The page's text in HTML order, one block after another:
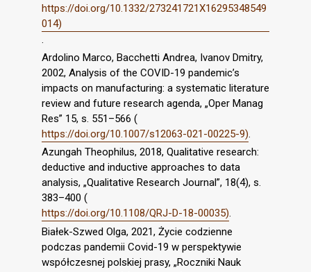
https://doi.org/10.1332/273241721X16295348549
014)
.
Ardolino Marco, Bacchetti Andrea, Ivanov Dmitry,
2002, Analysis of the COVID-19 pandemic’s
impacts on manufacturing: a systematic literature
review and future research agenda, „Oper Manag
Res” 15, s. 551–566 (
https://doi.org/10.1007/s12063-021-00225-9)
Azungah Theophilus, 2018, Qualitative research:
deductive and inductive approaches to data
analysis, „Qualitative Research Journal”, 18(4), s.
383–400 (
https://doi.org/10.1108/QRJ-D-18-00035).
Białek-Szwed Olga, 2021, Życie codzienne
podczas pandemii Covid-19 w perspektywie
współczesnej polskiej prasy, „Roczniki Nauk